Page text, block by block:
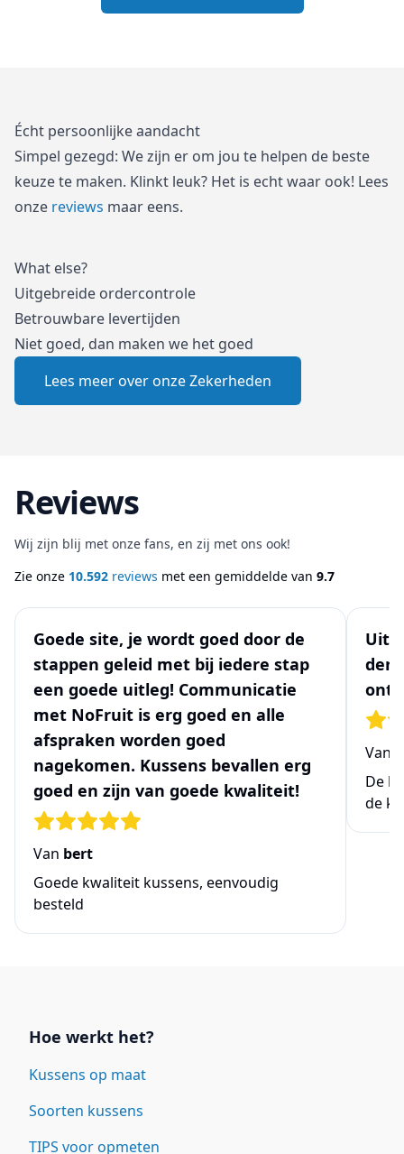
Écht persoonlijke aandacht
Simpel gezegd: We zijn er om jou te helpen de beste
keuze te maken. Klinkt leuk? Het is echt waar ook! Lees
onze reviews maar eens.
What else?
Uitgebreide ordercontrole
Betrouwbare levertijden
Niet goed, dan maken we het goed
Lees meer over onze Zekerheden
Reviews
Wij zijn blij met onze fans, en zij met ons ook!
Zie onze 10.592 reviews met een gemiddelde van 9.7
Goede site, je wordt goed door de
stappen geleid met bij iedere stap
een goede uitleg! Communicatie
met NoFruit is erg goed en alle
afspraken worden goed
nagekomen. Kussens bevallen erg
goed en zijn van goede kwaliteit!
Van bert
Goede kwaliteit kussens, eenvoudig
besteld
Van
De
de
Hoe werkt het?
Kussens op maat
Soorten kussens
TIPS voor opmeten